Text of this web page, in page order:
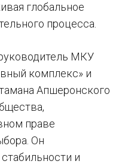
глобальное
процесса.
МКУ
комплекс» и
Апшеронского
праве
Он
и